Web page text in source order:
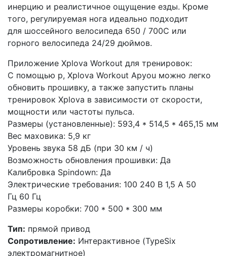
инерцию и реалистичное ощущение езды. Кроме
того, регулируемая нога идеально подходит
для шоссейного велосипеда 650 / 700C или
горного велосипеда 24/29 дюймов.
Приложение Xplova Workout для тренировок:
С помощью p, Xplova Workout Apyou можно легко
обновить прошивку, а также запустить планы
тренировок Xplova в зависимости от скорости,
мощности или частоты пульса.
Размеры (установленные): 593,4 * 514,5 * 465,15 мм
Вес маховика: 5,9 кг
Уровень звука 58 дБ (при 30 км / ч)
Возможность обновления прошивки: Да
Калибровка Spindown: Да
Электрические требования: 100 240 В 1,5 А 50
Гц 60 Гц
Размеры коробки: 700 * 500 * 300 мм
Тип: прямой привод
Сопротивление: Интерактивное (TypeSix
электромагнитное)